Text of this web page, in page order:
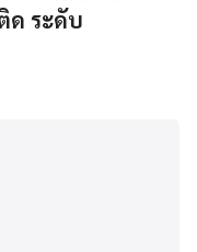
ด ระดับ